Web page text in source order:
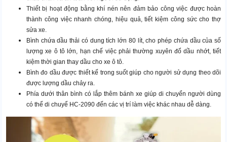
Thiết bị hoạt động bằng khí nén nên đảm bảo công việc được hoàn
thành công việc nhanh chóng, hiệu quả, tiết kiệm công sức cho thợ
sửa xe.
Bình chứa dầu thải có dung tích lớn 80 lít, cho phép chứa dầu của số
lượng xe ô tô lớn, hạn chế việc phải thường xuyên đổ dầu nhớt, tiết
kiệm thời gian thay dầu cho xe ô tô.
Bình đo dầu được thiết kế trong suốt giúp cho người sử dụng theo dõi
được lượng dầu chảy ra.
Phía dưới thân bình có lắp thêm bánh xe giúp di chuyển người dùng
có thể di chuyể HC-2090 đến các vị trí làm việc khác nhau dễ dàng.